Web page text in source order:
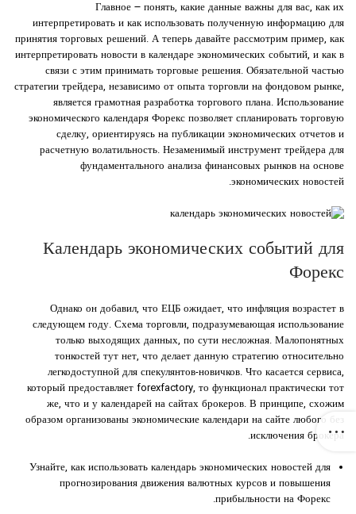
Главное ౼ понять, какие данные важны для вас, как их
интерпретировать и как использовать полученную информацию для
принятия торговых решений. А теперь давайте рассмотрим пример, как
интерпретировать новости в календаре экономических событий, и как в
связи с этим принимать торговые решения. Обязательной частью
стратегии трейдера, независимо от опыта торговли на фондовом рынке,
является грамотная разработка торгового плана. Использование
экономического календаря Форекс позволяет спланировать торговую
сделку, ориентируясь на публикации экономических отчетов и
расчетную волатильность. Незаменимый инструмент трейдера для
фундаментального анализа финансовых рынков на основе
экономических новостей.
Календарь экономических событий для
Форекс
Однако он добавил, что ЕЦБ ожидает, что инфляция возрастет в
следующем году. Схема торговли, подразумевающая использование
только выходящих данных, по сути несложная. Малопонятных
тонкостей тут нет, что делает данную стратегию относительно
легкодоступной для спекулянтов-новичков. Что касается сервиса,
который предоставляет forexfactory, то функционал практически тот
же, что и у календарей на сайтах брокеров. В принципе, схожим
образом организованы экономические календари на сайте любого без
исключения брокера.
Узнайте, как использовать календарь экономических новостей для
прогнозирования движения валютных курсов и повышения
прибыльности на Форекс.